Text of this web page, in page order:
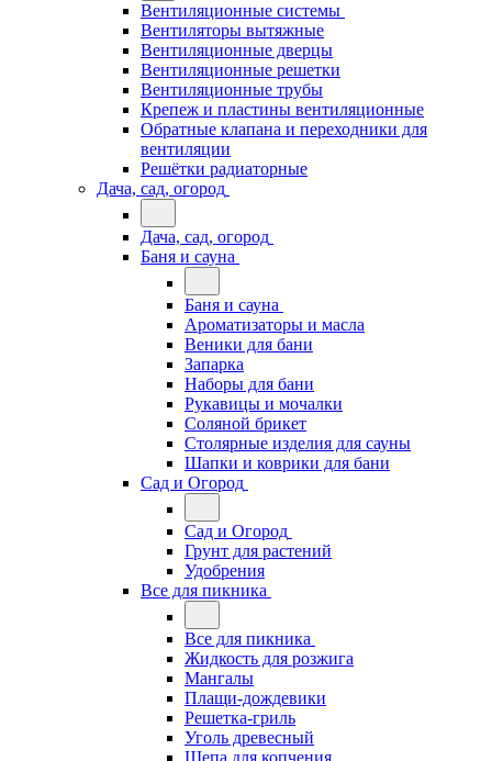
Вентиляционные системы
Вентиляторы вытяжные
Вентиляционные дверцы
Вентиляционные решетки
Вентиляционные трубы
Крепеж и пластины вентиляционные
Обратные клапана и переходники для
вентиляции
Решётки радиаторные
Дача, сад, огород
Дача, сад, огород
Баня и сауна
Баня и сауна
Ароматизаторы и масла
Веники для бани
Запарка
Наборы для бани
Рукавицы и мочалки
Соляной брикет
Столярные изделия для сауны
Шапки и коврики для бани
Сад и Огород
Сад и Огород
Грунт для растений
Удобрения
Все для пикника
Все для пикника
Жидкость для розжига
Мангалы
Плащи-дождевики
Решетка-гриль
Уголь древесный
Щепа для копчения